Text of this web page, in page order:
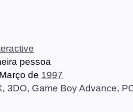
pessoa
de 1997
, 3DO, Game Boy Advance,